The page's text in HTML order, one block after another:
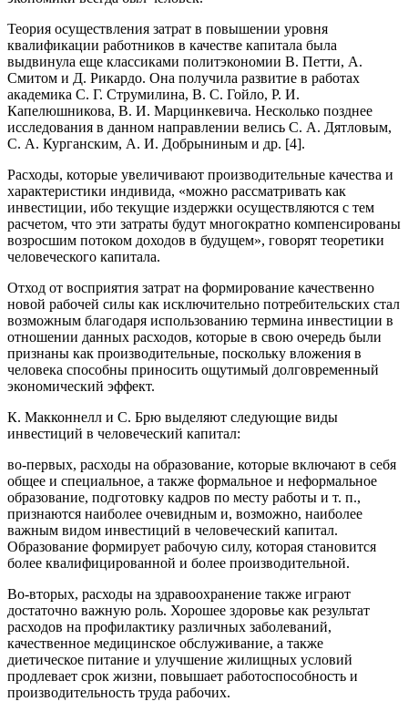
Теория осуществления затрат в повышении уровня
квалификации работников в качестве капитала была
выдвинула еще классиками политэкономии В. Петти, А.
Смитом и Д. Рикардо. Она получила развитие в работах
академика С. Г. Струмилина, В. С. Гойло, Р. И.
Капелюшникова, В. И. Марцинкевича. Несколько позднее
исследования в данном направлении велись С. А. Дятловым,
С. А. Курганским, А. И. Добрыниным и др. [4].
Расходы, которые увеличивают производительные качества и
характеристики индивида, «можно рассматривать как
инвестиции, ибо текущие издержки осуществляются с тем
расчетом, что эти затраты будут многократно компенсированы
возросшим потоком доходов в будущем», говорят теоретики
человеческого капитала.
Отход от восприятия затрат на формирование качественно
новой рабочей силы как исключительно потребительских стал
возможным благодаря использованию термина инвестиции в
отношении данных расходов, которые в свою очередь были
признаны как производительные, поскольку вложения в
человека способны приносить ощутимый долговременный
экономический эффект.
К. Макконнелл и С. Брю выделяют следующие виды
инвестиций в человеческий капитал:
во-первых, расходы на образование, которые включают в себя
общее и специальное, а также формальное и неформальное
образование, подготовку кадров по месту работы и т. п.,
признаются наиболее очевидным и, возможно, наиболее
важным видом инвестиций в человеческий капитал.
Образование формирует рабочую силу, которая становится
более квалифицированной и более производительной.
Во-вторых, расходы на здравоохранение также играют
достаточно важную роль. Хорошее здоровье как результат
расходов на профилактику различных заболеваний,
качественное медицинское обслуживание, а также
диетическое питание и улучшение жилищных условий
продлевает срок жизни, повышает работоспособность и
производительность труда рабочих.